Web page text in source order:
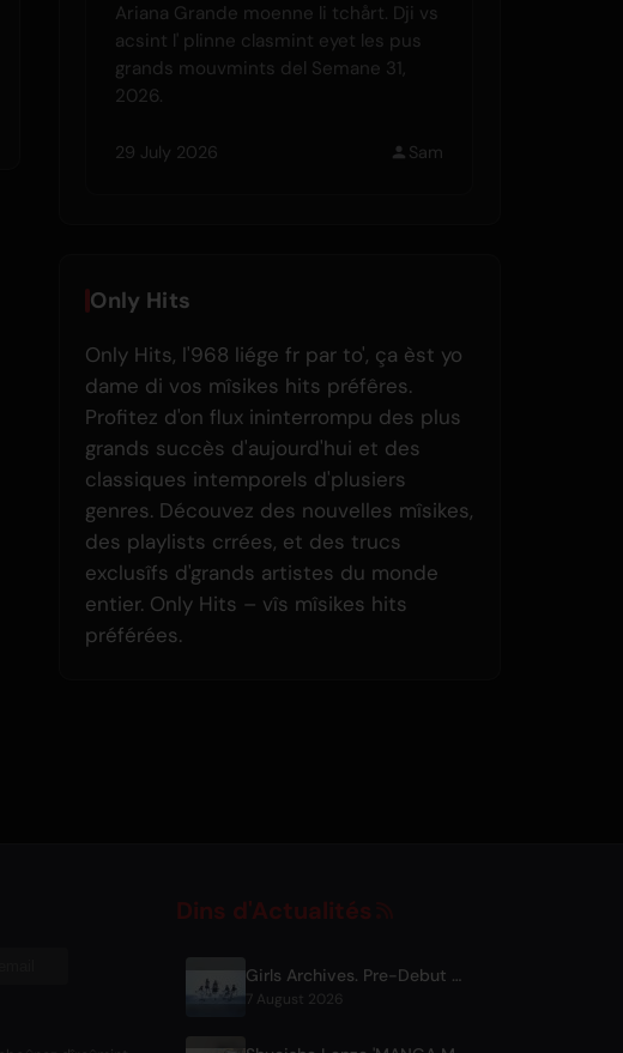
Ariana Grande moenne li tchårt. Dji vs
acsint l' plinne clasmint eyet les pus
grands mouvmints del Semane 31,
2026.
29 July 2026 Sam
Only Hits
Only Hits, l'968 liége fr par to', ça èst yo
dame di vos mîsikes hits préfêres.
Profitez d'on flux ininterrompu des plus
grands succès d'aujourd'hui et des
classiques intemporels d'plusiers
genres. Découvez des nouvelles mîsikes,
des playlists crrées, et des trucs
exclusîfs d'grands artistes du monde
entier. Only Hits – vîs mîsikes hits
préférées.
Dins d'Actualités
Girls Archives. Pre-Debut Song 'Reborn' ni Theme for Netflix Film
7 August 2026